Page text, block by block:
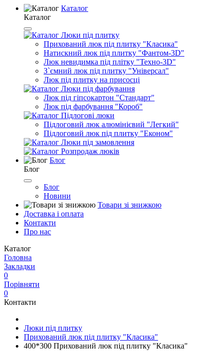
Каталог
Каталог
Люки під плитку
Прихований люк під плитку "Класика"
Натискний люк під плитку "Фантом-3D"
Люк невидимка під плітку "Техно-3D"
З`ємний люк під плитку "Універсал"
Люк під плитку на присосці
Люки під фарбування
Люк під гіпсокартон "Стандарт"
Люк під фарбування "Короб"
Підлогові люки
Підлоговий люк алюмінієвий "Легкий"
Підлоговий люк під плитку "Економ"
Люки під замовлення
Розпродаж люків
Блог
Блог
Блог
Новини
Товари зі знижкою
Доставка і оплата
Контакти
Про нас
Каталог
Головна
Закладки
0
Порівняти
0
Контакти
Люки під плитку
Прихований люк під плитку "Класика"
400*300 Прихований люк під плитку "Класика"